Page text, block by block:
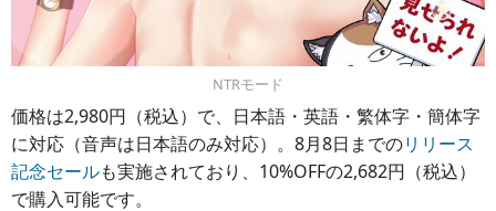
NTRモード
価格は2,980円（税込）で、日本語・英語・繁体字・簡体字
に対応（音声は日本語のみ対応）。8月8日までのリリース
記念セールも実施されており、10%OFFの2,682円（税込）
で購入可能です。